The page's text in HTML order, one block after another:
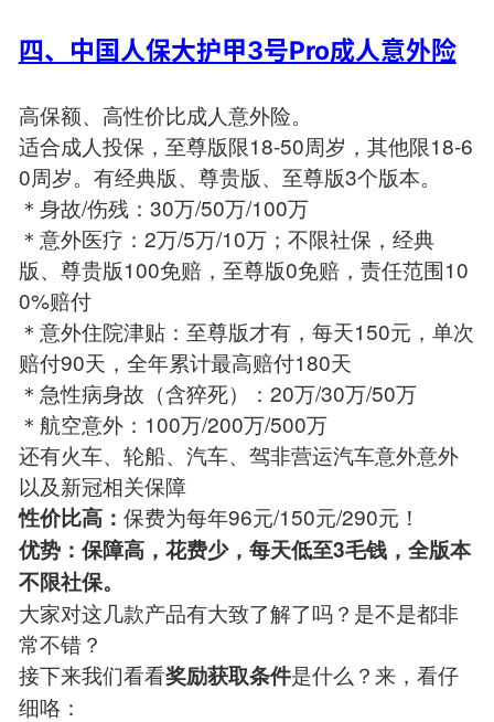
四、中国人保大护甲3号Pro成人意外险
高保额、高性价比成人意外险。
适合成人投保，至尊版限18-50周岁，其他限18-6
0周岁。有经典版、尊贵版、至尊版3个版本。
＊身故/伤残：30万/50万/100万
＊意外医疗：2万/5万/10万；不限社保，经典
版、尊贵版100免赔，至尊版0免赔，责任范围10
0%赔付
＊意外住院津贴：至尊版才有，每天150元，单次
赔付90天，全年累计最高赔付180天
＊急性病身故（含猝死）：20万/30万/50万
＊航空意外：100万/200万/500万
还有火车、轮船、汽车、驾非营运汽车意外意外
以及新冠相关保障
性价比高： 保费为每年96元/150元/290元！
优势：保障高，花费少，每天低至3毛钱，全版本
不限社保。
大家对这几款产品有大致了解了吗？是不是都非
常不错？
接下来我们看看奖励获取条件是什么？来，看仔
细咯：